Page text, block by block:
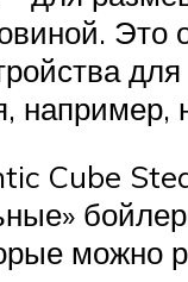
Это
для
например,
Cube
можно